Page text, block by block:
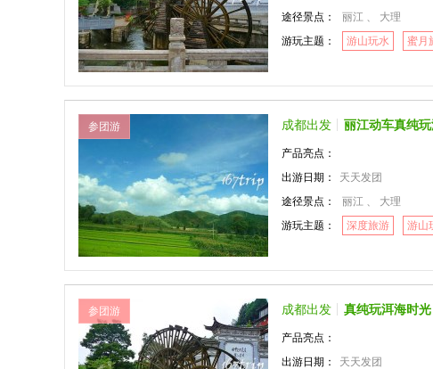
途径景点：
丽江 、 大理
游玩主题：
游山玩水 蜜月
参团游 成都出发 丽江动车真纯
产品亮点：
出游日期：
天天发团
途径景点：
丽江 、 大理
游玩主题：
深度旅游 游山
参团游 成都出发 真纯玩洱海时
产品亮点：
出游日期：
天天发团